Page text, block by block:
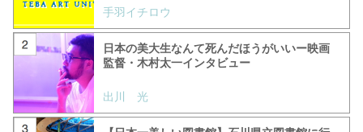
手羽イチロウ
日本の美大生なんて死んだほうがいいー映画
監督・木村太一インタビュー
出川 光